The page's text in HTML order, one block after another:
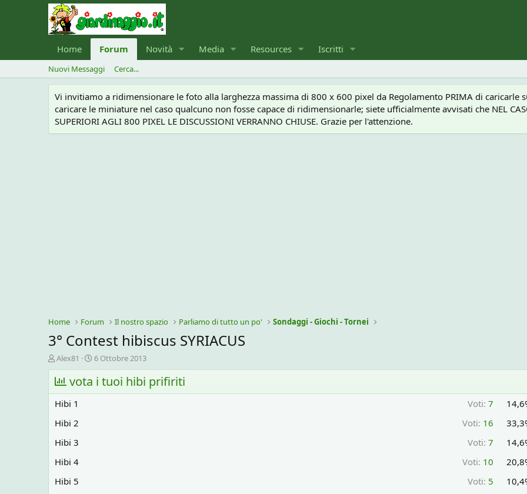
Home Forum Novità Media Resources Iscritti
Nuovi Messaggi Cerca...
Vi invitiamo a ridimensionare le foto alla larghezza massima di 800 x 600 pixel da Regolamento PRIMA di caricarle
caricare le miniature nel caso qualcuno non fosse capace di ridimensionarle; siete ufficialmente avvisati che NEL
SUPERIORI AGLI 800 PIXEL LE DISCUSSIONI VERRANNO CHIUSE. Grazie per l'attenzione.
Home Forum Il nostro spazio Parliamo di tutto un po' Sondaggi - Giochi - Tornei
3° Contest hibiscus SYRIACUS
C
r
e
a
t
o
r
D
s
u
Alex81
D
a
a
6 Ottobre 2013
vota i tuoi hibi prifiriti
Hibi 1 Voti: 7
Hibi 2
Voti: 16
Hibi 3
Voti: 7
Hibi 4
Voti: 10
Hibi 5
Voti: 5